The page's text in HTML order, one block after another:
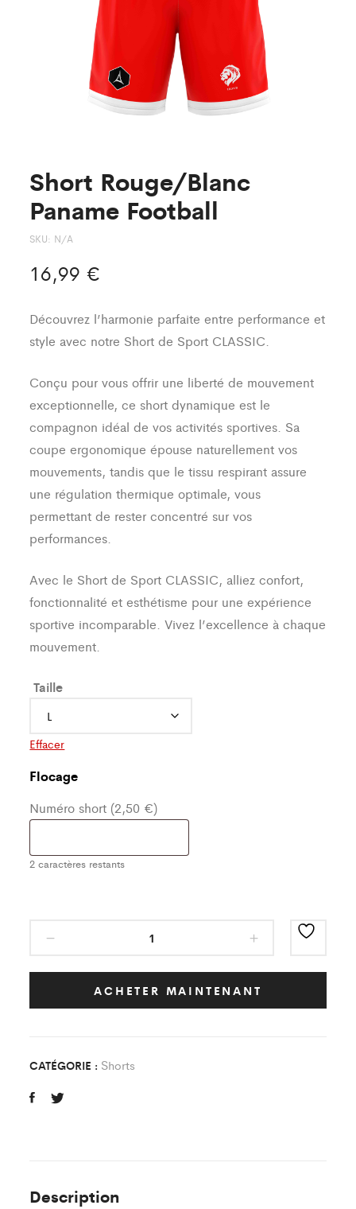
Short Rouge/Blanc
Paname Football
SKU: N/A
16,99 €
Découvrez l’harmonie parfaite entre performance et
style avec notre Short de Sport CLASSIC.
Conçu pour vous offrir une liberté de mouvement
exceptionnelle, ce short dynamique est le
compagnon idéal de vos activités sportives. Sa
coupe ergonomique épouse naturellement vos
mouvements, tandis que le tissu respirant assure
une régulation thermique optimale, vous
permettant de rester concentré sur vos
performances.
Avec le Short de Sport CLASSIC, alliez confort,
fonctionnalité et esthétisme pour une expérience
sportive incomparable. Vivez l’excellence à chaque
mouvement.
Taille
Effacer
Flocage
Numéro short (2,50 €)
2 caractères restants
Paname
Football
quantity
ACHETER MAINTENANT
CATÉGORIE : Shorts
Description